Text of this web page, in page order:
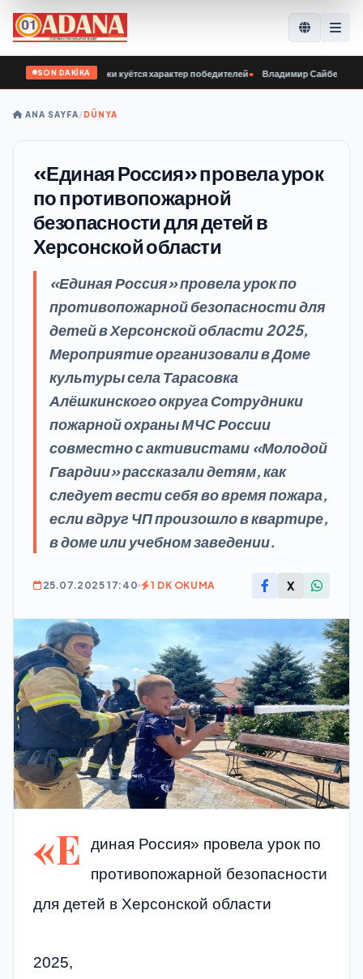
SON DAKİKA
у нашей молодёжи куётся характер победителей• Владимир Сайбель: В
ANA SAYFA/DÜNYA
«Единая Россия» провела урок
по противопожарной
безопасности для детей в
Херсонской области
«Единая Россия» провела урок по
противопожарной безопасности для
детей в Херсонской области 2025,
Мероприятие организовали в Доме
культуры села Тарасовка
Алёшкинского округа Сотрудники
пожарной охраны МЧС России
совместно с активистами «Молодой
Гвардии» рассказали детям, как
следует вести себя во время пожара,
если вдруг ЧП произошло в квартире,
в доме или учебном заведении.
25.07.2025 17:40 1 DK OKUMA X
«Е
диная Россия» провела урок по
противопожарной безопасности
для детей в Херсонской области
2025,